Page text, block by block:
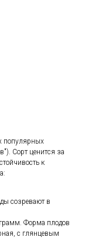
популярных
Сорт ценится за
к
созревают в
Форма плодов
с глянцевым